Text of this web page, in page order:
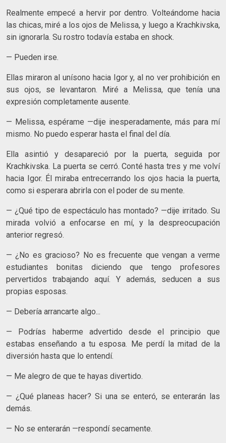
Realmente empecé a hervir por dentro. Volteándome hacia
las chicas, miré a los ojos de Melissa, y luego a Krachkivska,
sin ignorarla. Su rostro todavía estaba en shock.
— Pueden irse.
Ellas miraron al unísono hacia Igor y, al no ver prohibición en
sus ojos, se levantaron. Miré a Melissa, que tenía una
expresión completamente ausente.
— Melissa, espérame —dije inesperadamente, más para mí
mismo. No puedo esperar hasta el final del día.
Ella asintió y desapareció por la puerta, seguida por
Krachkivska. La puerta se cerró. Conté hasta tres y me volví
hacia Igor. Él miraba entrecerrando los ojos hacia la puerta,
como si esperara abrirla con el poder de su mente.
— ¿Qué tipo de espectáculo has montado? —dije irritado. Su
mirada volvió a enfocarse en mí, y la despreocupación
anterior regresó.
— ¿No es gracioso? No es frecuente que vengan a verme
estudiantes bonitas diciendo que tengo profesores
pervertidos trabajando aquí. Y además, seducen a sus
propias esposas.
— Debería arrancarte algo...
— Podrías haberme advertido desde el principio que
estabas enseñando a tu esposa. Me perdí la mitad de la
diversión hasta que lo entendí.
— Me alegro de que te hayas divertido.
— ¿Qué planeas hacer? Si una se enteró, se enterarán las
demás.
— No se enterarán —respondí secamente.